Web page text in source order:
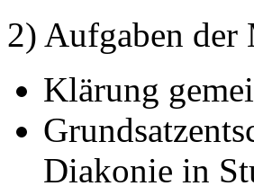
2) Aufgaben
Klärung
Diakonie in